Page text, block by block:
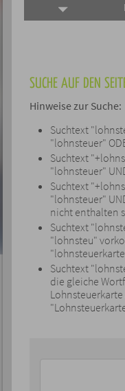
SUCHE AUF DEN
Hinweise zur Suche:
Suchtext
"lohnsteuer"
Suchtext
"lohnsteuer"
Suchtext
"lohnsteuer"
nicht enthalten
Suchtext
"lohnsteu"
Suchtext
die gleiche